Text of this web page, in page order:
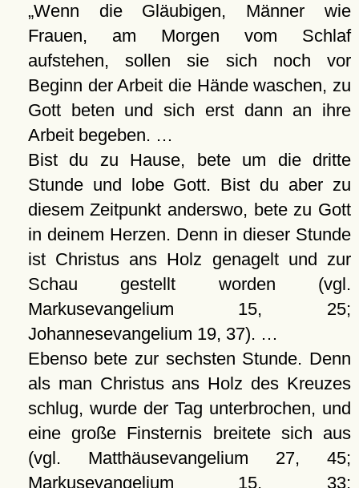
Wenn die Gläubigen, Männer wie
Frauen, am Morgen vom Schlaf
aufstehen, sollen sie sich noch vor
Beginn der Arbeit die Hände waschen, zu
Gott beten und sich erst dann an ihre
Arbeit begeben. …
Bist du zu Hause, bete um die dritte
Stunde und lobe Gott. Bist du aber zu
diesem Zeitpunkt anderswo, bete zu Gott
in deinem Herzen. Denn in dieser Stunde
ist Christus ans Holz genagelt und zur
Schau gestellt worden (vgl.
Markusevangelium 15, 25;
Johannesevangelium 19, 37). …
Ebenso bete zur sechsten Stunde. Denn
als man Christus ans Holz des Kreuzes
schlug, wurde der Tag unterbrochen, und
eine große Finsternis breitete sich aus
(vgl. Matthäusevangelium 27, 45;
Markusevangelium 15, 33;